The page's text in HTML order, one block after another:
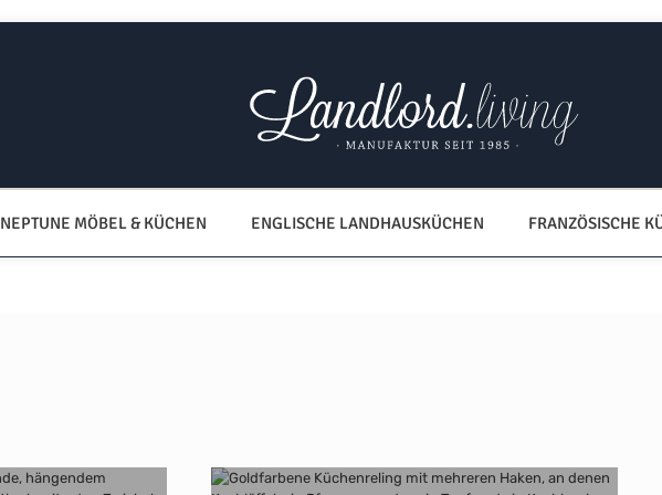
NEPTUNE MÖBEL & KÜCHEN ENGLISCHE LANDHAUSKÜCHEN FRANZÖSISCHE